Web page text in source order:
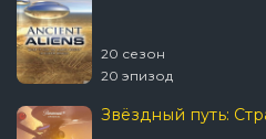
20 сезон
20 эпизод
Звёздный путь: